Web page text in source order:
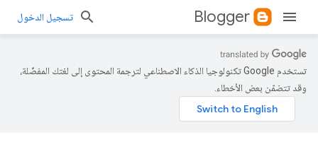
Blogger تسجيل الدخول
تستخدم Google تكنولوجيا الذكاء الاصطناعي لترجمة المحتوى إلى لغتك المفضّلة،
وقد تتضمّن بعض الأخطاء.